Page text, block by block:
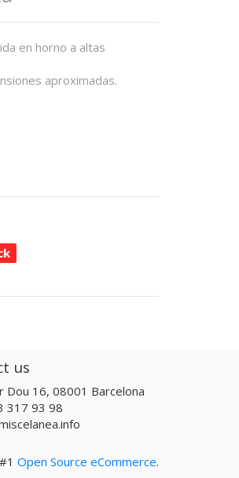
en horno a altas
aproximadas.
us
Dou 16, 08001 Barcelona
317 93 98
Open Source eCommerce.